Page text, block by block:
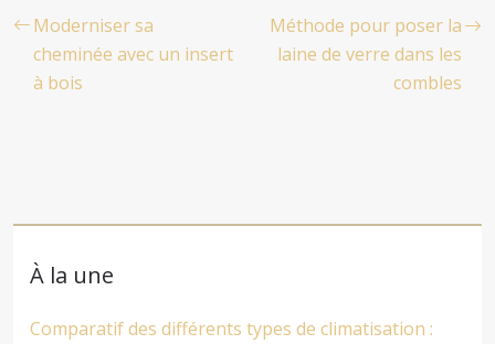
Moderniser sa
cheminée avec un insert
à bois
Méthode pour poser la
laine de verre dans les
combles
À la une
Comparatif des différents types de climatisation :